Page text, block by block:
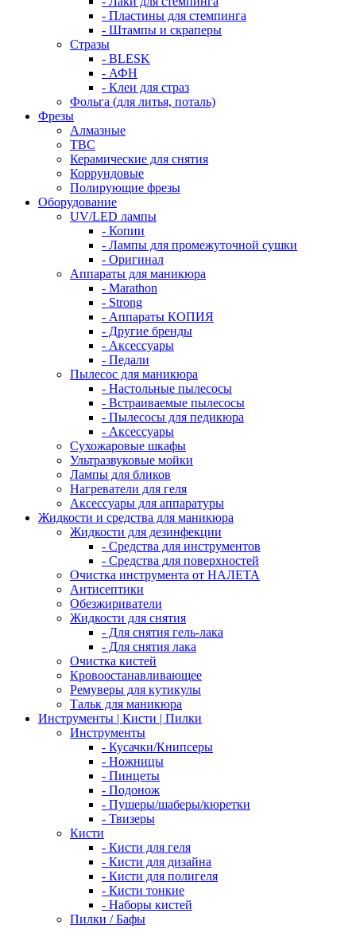
- Пластины для стемпинга
- Штампы и скраперы
Стразы
- BLESK
- АФН
- Клеи для страз
Фольга (для литья, поталь)
Фрезы
Алмазные
ТВС
Керамические для снятия
Коррундовые
Полирующие фрезы
Оборудование
UV/LED лампы
- Копии
- Лампы для промежуточной сушки
- Оригинал
Аппараты для маникюра
- Marathon
- Strong
- Аппараты КОПИЯ
- Другие бренды
- Аксессуары
- Педали
Пылесос для маникюра
- Настольные пылесосы
- Встраиваемые пылесосы
- Пылесосы для педикюра
- Аксессуары
Сухожаровые шкафы
Ультразвуковые мойки
Лампы для бликов
Нагреватели для геля
Аксессуары для аппаратуры
Жидкости и средства для маникюра
Жидкости для дезинфекции
- Средства для инструментов
- Средства для поверхностей
Очистка инструмента от НАЛЕТА
Антисептики
Обезжириватели
Жидкости для снятия
- Для снятия гель-лака
- Для снятия лака
Очистка кистей
Кровоостанавливающее
Ремуверы для кутикулы
Тальк для маникюра
Инструменты | Кисти | Пилки
Инструменты
- Кусачки/Книпсеры
- Ножницы
- Пинцеты
- Подонож
- Пушеры/шаберы/кюретки
- Твизеры
Кисти
- Кисти для геля
- Кисти для дизайна
- Кисти для полигеля
- Кисти тонкие
- Наборы кистей
Пилки / Бафы